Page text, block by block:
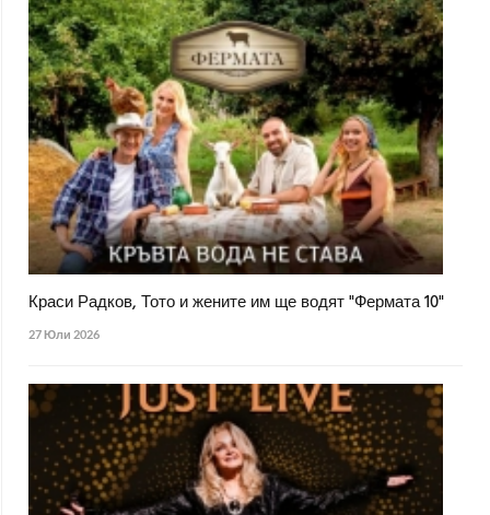
Краси Радков, Тото и жените им ще водят "Фермата 10"
27 Юли 2026